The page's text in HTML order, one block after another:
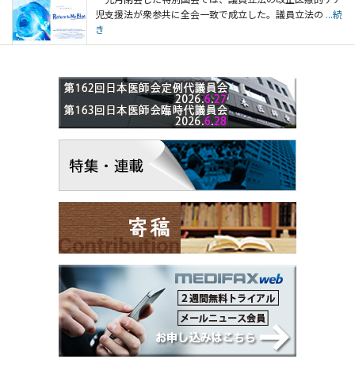
児支援法が衆参共に全会一致で成立した。議員立法の ...続
き